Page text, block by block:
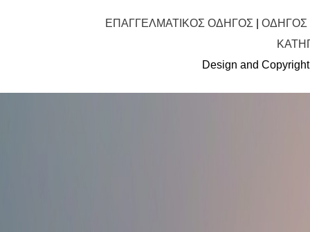
ΕΠΑΓΓΕΛΜΑΤΙΚΟΣ ΟΔΗΓΟΣ
ΟΔΗΓΟΣ
Design and